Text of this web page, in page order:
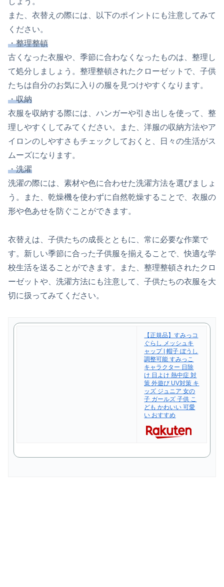
また、衣替えの際には、以下のポイントにも注意してみて
ください。
・整理整頓
古くなった衣服や、季節に合わなくなったものは、整理し
て処分しましょう。整理整頓されたクローゼットで、子供
たちは自分のお気に入りの服を見つけやすくなります。
・収納
衣服を収納する際には、ハンガーや引き出しを使って、整
理しやすくしてみてください。また、洋服の収納方法やア
イロンのしやすさもチェックしておくと、日々の生活がス
ムーズになります。
・洗濯
洗濯の際には、素材や色に合わせた洗濯方法を選びましょ
う。また、乾燥機を使わずに自然乾燥することで、衣服の
形や色あせを防ぐことができます。
衣替えは、子供たちの成長とともに、常に必要な作業で
す。新しい季節に合った子供服を揃えることで、快適な学
校生活を送ることができます。また、整理整頓されたクロ
ーゼットや、洗濯方法にも注意して、子供たちの衣服を大
切に扱ってみてください。
【正規品】すみっコ
ぐらし メッシュキ
ャップ | 帽子 ぼうし
調整可能 すみっこ
キャラクター 日除
け 日よけ 熱中症 対
策 外遊び UV対策 キ
ッズ ジュニア 女の
子 ガールズ 子供 こ
ども かわいい 可愛
い おすすめ